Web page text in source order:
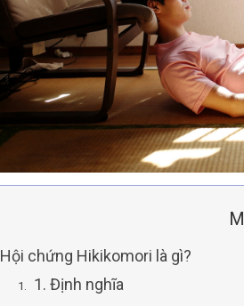
Hội chứng Hikikomori là gì?
1. Định nghĩa